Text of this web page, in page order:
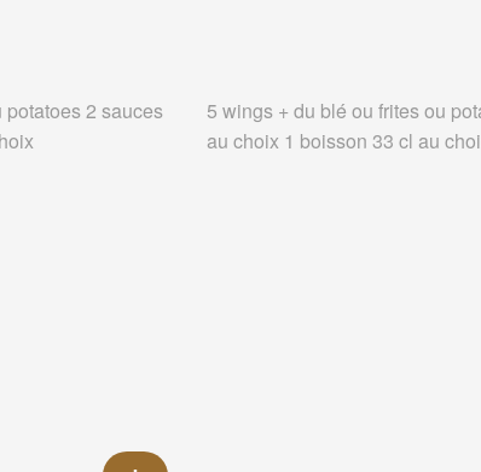
2 sauces
5 wings + du blé ou frites ou
au choix 1 boisson 33 cl au